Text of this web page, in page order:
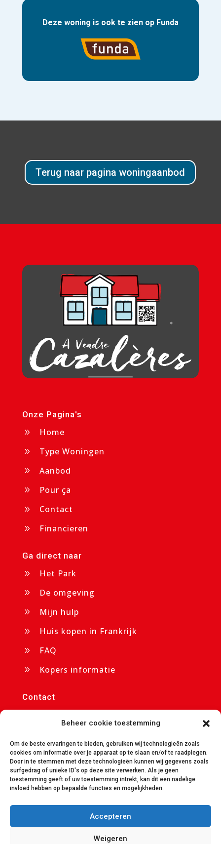
Beheer cookie toestemming
Om de beste ervaringen te bieden, gebruiken wij technologieën zoals
cookies om informatie over je apparaat op te slaan en/of te raadplegen.
Door in te stemmen met deze technologieën kunnen wij gegevens zoals
surfgedrag of unieke ID's op deze site verwerken. Als je geen
toestemming geeft of uw toestemming intrekt, kan dit een nadelige
invloed hebben op bepaalde functies en mogelijkheden.
Accepteren
Weigeren
Deze woning is ook te zien op Funda
Naar Funda
Terug naar pagina woningaanbod
Onze Pagina's
9
Home
9 Type Woningen
9 Aanbod
9 Pour ça
9 Contact
9 Financieren
Ga direct naar
9
Het Park
9 De omgeving
9 Mijn hulp
9 Huis kopen in Frankrijk
9 FAQ
9 Kopers informatie
Contact
09350 Daumazan sur Arize
 info@avendrecazaleres.nl
 avendrecazaleres.nl
 +31 85 401 7650